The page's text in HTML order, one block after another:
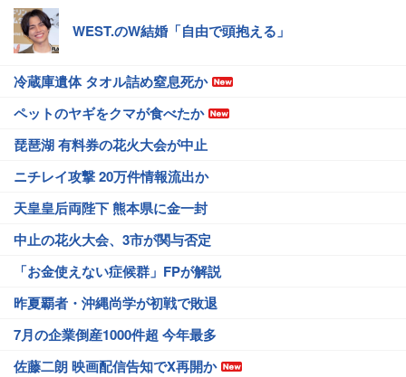
WEST.のW結婚「自由で頭抱える」
冷蔵庫遺体 タオル詰め窒息死か
ペットのヤギをクマが食べたか
琵琶湖 有料券の花火大会が中止
ニチレイ攻撃 20万件情報流出か
天皇皇后両陛下 熊本県に金一封
中止の花火大会、3市が関与否定
「お金使えない症候群」FPが解説
昨夏覇者・沖縄尚学が初戦で敗退
7月の企業倒産1000件超 今年最多
佐藤二朗 映画配信告知でX再開か